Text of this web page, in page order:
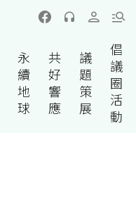
永
續
地
球
共
好
響
應
議
題
策
展
倡
議
圈
活
動